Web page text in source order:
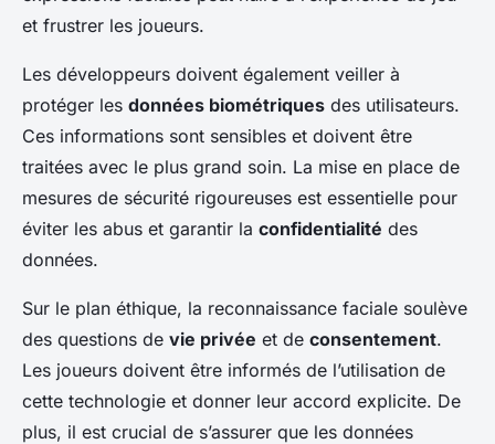
et frustrer les joueurs.
Les développeurs doivent également veiller à
protéger les données biométriques des utilisateurs.
Ces informations sont sensibles et doivent être
traitées avec le plus grand soin. La mise en place de
mesures de sécurité rigoureuses est essentielle pour
éviter les abus et garantir la confidentialité des
données.
Sur le plan éthique, la reconnaissance faciale soulève
des questions de vie privée et de consentement.
Les joueurs doivent être informés de l’utilisation de
cette technologie et donner leur accord explicite. De
plus, il est crucial de s’assurer que les données